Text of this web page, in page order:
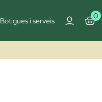
Botigues i serveis
0